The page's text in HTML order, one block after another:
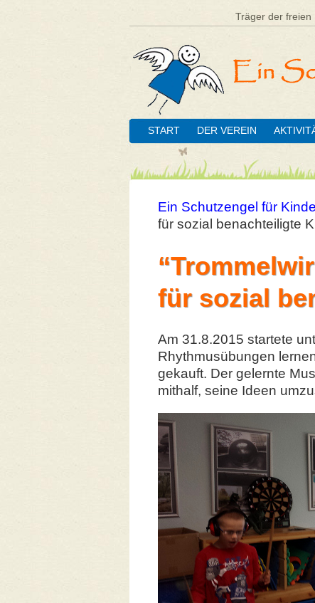
Träger der freien
START DER VEREIN
Ein Schutzengel für
für sozial benachteiligte
für sozial
Am 31.8.2015 startete
Rhythmusübungen
gekauft. Der gelernte
mithalf, seine Ideen